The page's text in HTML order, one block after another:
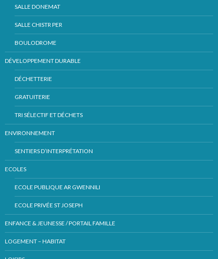
SALLE DONEMAT
SALLE CHISTR PER
BOULODROME
DÉVELOPPEMENT DURABLE
DÉCHETTERIE
GRATUITERIE
TRI SÉLECTIF ET DÉCHETS
ENVIRONNEMENT
SENTIERS D’INTERPRÉTATION
ECOLES
ECOLE PUBLIQUE AR GWENNILI
ECOLE PRIVÉE ST JOSEPH
ENFANCE & JEUNESSE / PORTAIL FAMILLE
LOGEMENT – HABITAT